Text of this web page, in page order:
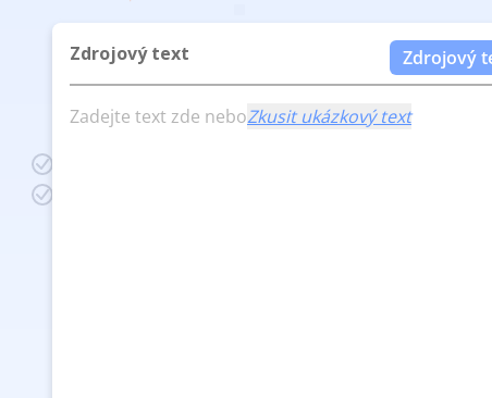
Zdrojový text Zdrojový
Zadejte text zde neboZkusit ukázkový text